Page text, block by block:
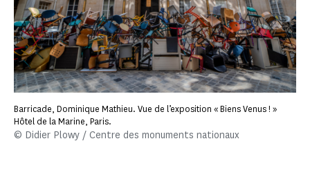
Barricade, Dominique Mathieu. Vue de l’exposition « Biens Venus ! »
Hôtel de la Marine, Paris.
© Didier Plowy / Centre des monuments nationaux